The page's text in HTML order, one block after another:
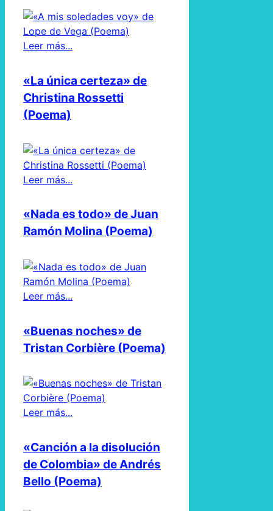
Leer más...
«La única certeza» de
Christina Rossetti
(Poema)
Leer más...
«Nada es todo» de Juan
Ramón Molina (Poema)
Leer más...
«Buenas noches» de
Tristan Corbière (Poema)
Leer más...
«Canción a la disolución
de Colombia» de Andrés
Bello (Poema)